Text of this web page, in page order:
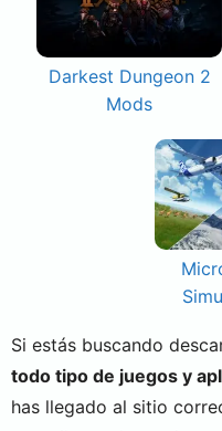
Darkest Dungeon 2
Mods
Si estás buscando
todo tipo de juegos y
has llegado al sitio